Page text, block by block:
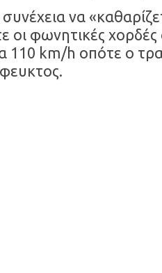
να
οι φωνητικές
110 km/h οπότε ο